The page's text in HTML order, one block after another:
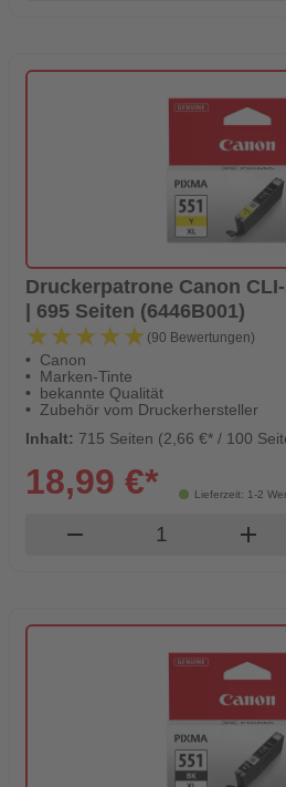
Druckerpatrone Canon
| 695 Seiten (6446B001)
★★★★★
★★★★★ (90 Bewertungen)
Canon
Marken-Tinte
bekannte Qualität
Zubehör vom Druckerhersteller
Inhalt: 715 Seiten (2,66 €* / 100
Lieferzeit: 1-2
18,99 €*
remove Produkt add